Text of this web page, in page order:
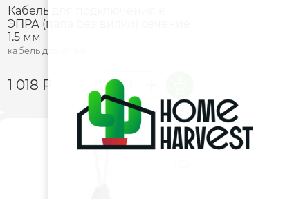
Кабель для подключения к
ЭПРА (папа без вилки) сечение
1.5 мм
кабель для ЭПРА
1 018 Р